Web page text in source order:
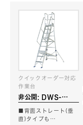
非公開: DWS-
クイックオーダー対応
作業台
■背面ストレート(垂
直)タイプも…